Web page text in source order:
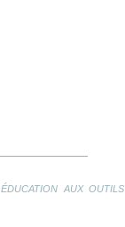
ÉDUCATION AUX OUTILS